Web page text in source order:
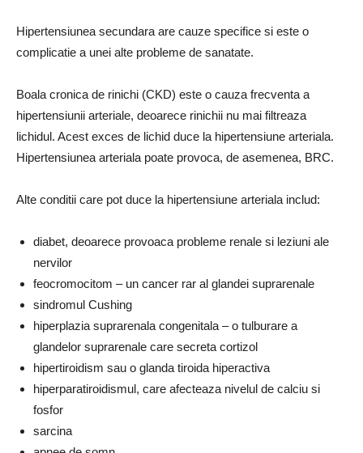
Hipertensiunea secundara are cauze specifice si este o
complicatie a unei alte probleme de sanatate.
Boala cronica de rinichi (CKD) este o cauza frecventa a
hipertensiunii arteriale, deoarece rinichii nu mai filtreaza
lichidul. Acest exces de lichid duce la hipertensiune arteriala.
Hipertensiunea arteriala poate provoca, de asemenea, BRC.
Alte conditii care pot duce la hipertensiune arteriala includ:
diabet, deoarece provoaca probleme renale si leziuni ale
nervilor
feocromocitom – un cancer rar al glandei suprarenale
sindromul Cushing
hiperplazia suprarenala congenitala – o tulburare a
glandelor suprarenale care secreta cortizol
hipertiroidism sau o glanda tiroida hiperactiva
hiperparatiroidismul, care afecteaza nivelul de calciu si
fosfor
sarcina